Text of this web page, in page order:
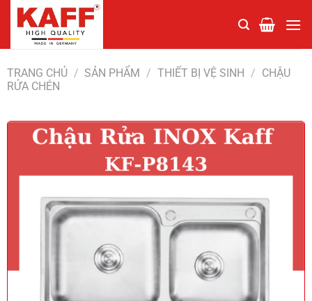
Chuyển
đến
TRANG CHỦ / SẢN PHẨM / THIẾT BỊ VỆ SINH / CHẬU
RỬA CHÉN